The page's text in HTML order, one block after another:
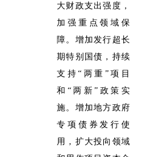
大财政支出强度，
加强重点领域保
障。增加发行超长
期特别国债，持续
支持“两重”项目
和“两新”政策实
施。增加地方政府
专项债券发行使
用，扩大投向领域